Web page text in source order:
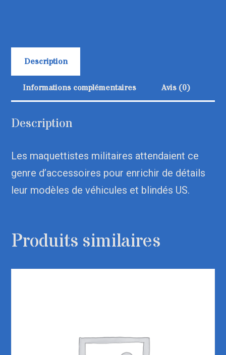
Description
Informations complémentaires Avis (0)
Description
Les maquettistes militaires attendaient ce
genre d’accessoires pour enrichir de détails
leur modèles de véhicules et blindés US.
Produits similaires